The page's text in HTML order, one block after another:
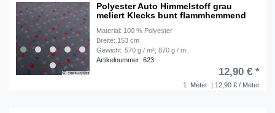
Polyester Auto Himmelstoff grau
meliert Klecks bunt flammhemmend
Material: 100 % Polyester
Breite: 153 cm
Gewicht: 570 g / m²; 870 g / m
Artikelnummer: 623
1 Meter | 12,90 € / Meter
12,90 € *